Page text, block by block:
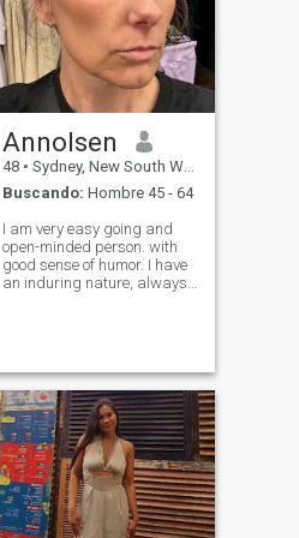
Annolsen
48 • Sydney, New South Wales, Australia
Buscando: Hombre 45 - 64
I am very easy going and
open-minded person. with
good sense of humor. I have
an induring nature, always
about love, and I am able to
give a lot to my man. I a